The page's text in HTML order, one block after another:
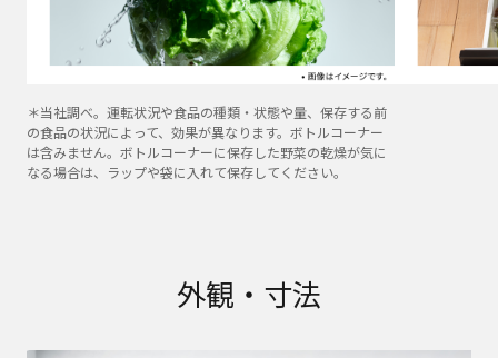
＊当社調べ。運転状況や食品の種類・状態や量、保存する前
の食品の状況によって、効果が異なります。ボトルコーナー
は含みません。ボトルコーナーに保存した野菜の乾燥が気に
なる場合は、ラップや袋に入れて保存してください。
外観・寸法